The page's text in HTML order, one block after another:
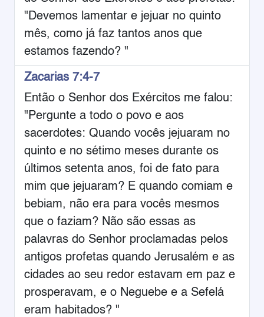
"Devemos lamentar e jejuar no quinto
mês, como já faz tantos anos que
estamos fazendo? "
Zacarias 7:4-7
Então o Senhor dos Exércitos me falou:
"Pergunte a todo o povo e aos
sacerdotes: Quando vocês jejuaram no
quinto e no sétimo meses durante os
últimos setenta anos, foi de fato para
mim que jejuaram? E quando comiam e
bebiam, não era para vocês mesmos
que o faziam? Não são essas as
palavras do Senhor proclamadas pelos
antigos profetas quando Jerusalém e as
cidades ao seu redor estavam em paz e
prosperavam, e o Neguebe e a Sefelá
eram habitados? "